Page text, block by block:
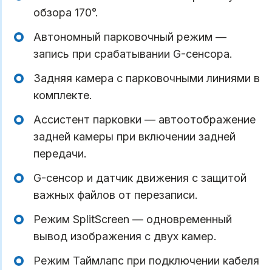
обзора 170°.
Автономный парковочный режим —
запись при срабатывании G-сенсора.
Задняя камера с парковочными линиями в
комплекте.
Ассистент парковки — автоотображение
задней камеры при включении задней
передачи.
G-сенсор и датчик движения с защитой
важных файлов от перезаписи.
Режим SplitScreen — одновременный
вывод изображения с двух камер.
Режим Таймлапс при подключении кабеля